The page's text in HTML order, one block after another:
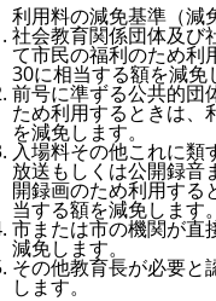
利用料の減免基準（減
社会教育関係団体及び
て市民の福利のため利
30に相当する額を減免
前号に準ずる公共的団
ため利用するときは、
を減免します。
入場料その他これに類
放送もしくは公開録音
開録画のため利用する
当する額を減免します
市または市の機関が直
減免します。
その他教育長が必要と
します。